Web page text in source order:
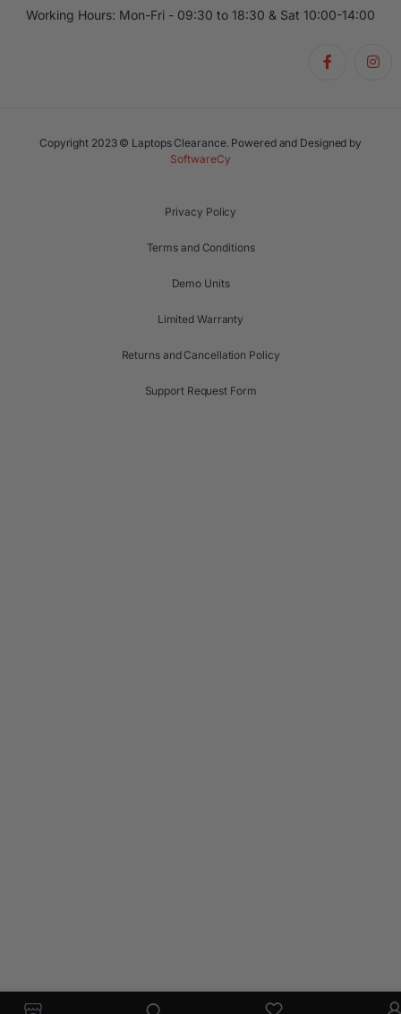
Working Hours: Mon-Fri - 09:30 to 18:30 & Sat 10:00-14:00
Copyright 2023 © Laptops Clearance. Powered and Designed by
SoftwareCy
Privacy Policy
Terms and Conditions
Demo Units
Limited Warranty
Returns and Cancellation Policy
Support Request Form